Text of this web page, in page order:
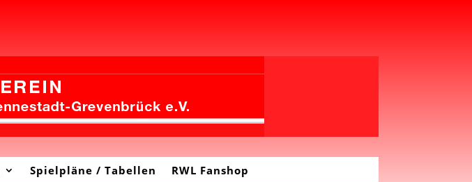
Spielpläne / Tabellen RWL Fanshop